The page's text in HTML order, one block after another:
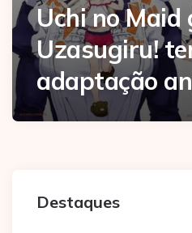
Uchi no Maid
Uzasugiru!
adaptação
Destaques